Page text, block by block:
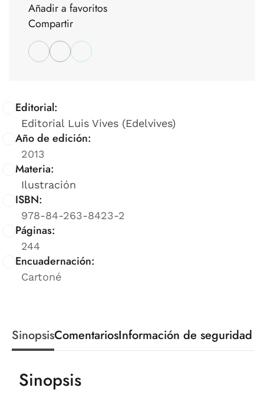
Editorial:
Editorial Luis Vives (Edelvives)
Año de edición:
2013
Materia:
Ilustración
ISBN:
978-84-263-8423-2
Páginas:
244
Encuadernación:
Cartoné
Añadir a favoritos
Compartir
SinopsisComentariosInformación de seguridad
Sinopsis